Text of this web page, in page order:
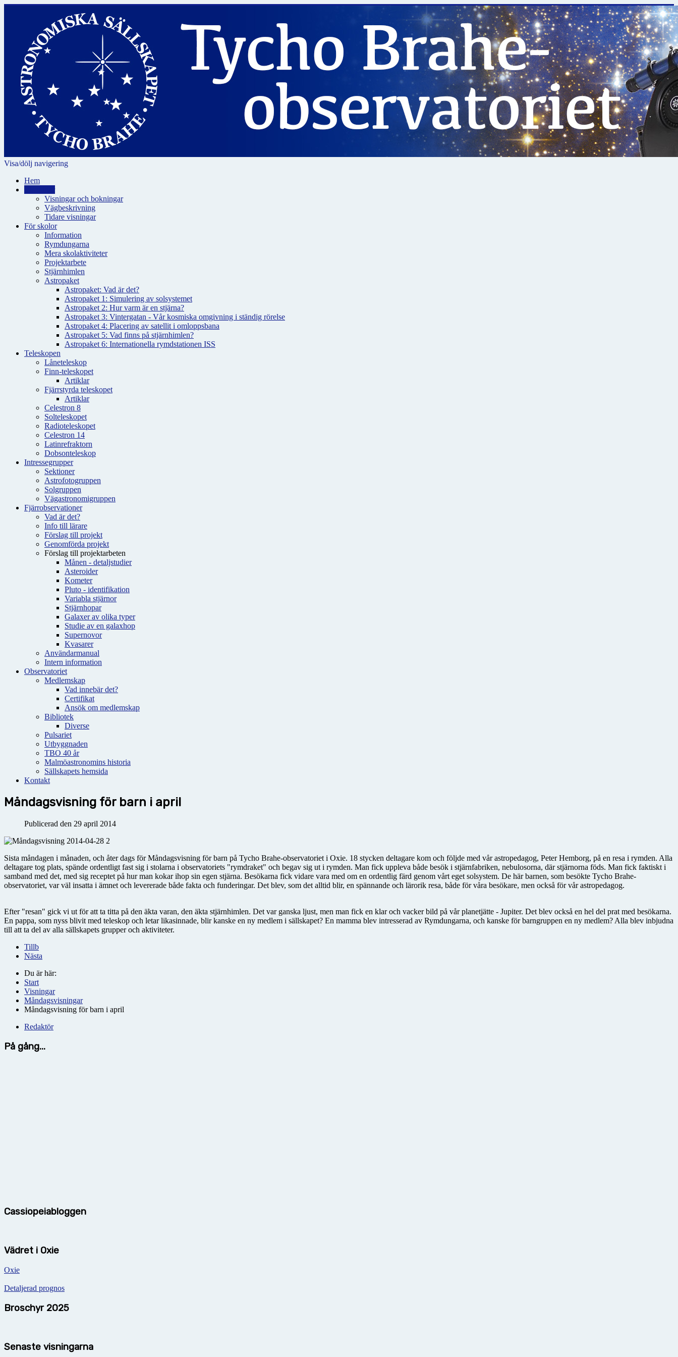
Visa/dölj navigering
Hem
Visningar och bokningar
Vägbeskrivning
Tidare visningar
För skolor
Information
Rymdungarna
Mera skolaktiviteter
Projektarbete
Stjärnhimlen
Astropaket
Astropaket: Vad är det?
Astropaket 1: Simulering av solsystemet
Astropaket 2: Hur varm är en stjärna?
Astropaket 3: Vintergatan - Vår kosmiska omgivning i ständig rörelse
Astropaket 4: Placering av satellit i omloppsbana
Astropaket 5: Vad finns på stjärnhimlen?
Astropaket 6: Internationella rymdstationen ISS
Teleskopen
Låneteleskop
Finn-teleskopet
Artiklar
Fjärrstyrda teleskopet
Artiklar
Celestron 8
Solteleskopet
Radioteleskopet
Celestron 14
Latinrefraktorn
Dobsonteleskop
Intressegrupper
Sektioner
Astrofotogruppen
Solgruppen
Vägastronomigruppen
Fjärrobservationer
Vad är det?
Info till lärare
Förslag till projekt
Genomförda projekt
Förslag till projektarbeten
Månen - detaljstudier
Asteroider
Kometer
Pluto - identifikation
Variabla stjärnor
Stjärnhopar
Galaxer av olika typer
Studie av en galaxhop
Supernovor
Kvasarer
Användarmanual
Intern information
Observatoriet
Medlemskap
Vad innebär det?
Certifikat
Ansök om medlemskap
Bibliotek
Diverse
Pulsariet
Utbyggnaden
TBO 40 år
Malmöastronomins historia
Sällskapets hemsida
Kontakt
Måndagsvisning för barn i april
Publicerad den 29 april 2014
Sista måndagen i månaden, och åter dags för Måndagsvisning för barn på Tycho Brahe-observatoriet i Oxie. 18 stycken deltagare kom och följde med vår astropedagog, Peter Hemborg, på en resa i rymden. Alla
deltagare tog plats, spände ordentligt fast sig i stolarna i observatoriets "rymdraket" och begav sig ut i rymden. Man fick uppleva både besök i stjärnfabriken, nebulosorna, där stjärnorna föds. Man fick faktiskt i
samband med det, med sig receptet på hur man kokar ihop sin egen stjärna. Besökarna fick vidare vara med om en ordentlig färd genom vårt eget solsystem. De här barnen, som besökte Tycho Brahe-
observatoriet, var väl insatta i ämnet och levererade både fakta och funderingar. Det blev, som det alltid blir, en spännande och lärorik resa, både för våra besökare, men också för vår astropedagog.
Efter "resan" gick vi ut för att ta titta på den äkta varan, den äkta stjärnhimlen. Det var ganska ljust, men man fick en klar och vacker bild på vår planetjätte - Jupiter. Det blev också en hel del prat med besökarna.
En pappa, som nyss blivit med teleskop och letar likasinnade, blir kanske en ny medlem i sällskapet? En mamma blev intresserad av Rymdungarna, och kanske för barngruppen en ny medlem? Alla blev inbjudna
till att ta del av alla sällskapets grupper och aktiviteter.
Tillb
Nästa
Du är här:
Start
Visningar
Måndagsvisningar
Måndagsvisning för barn i april
Redaktör
På gång...
Cassiopeiabloggen
Vädret i Oxie
Oxie
Detaljerad prognos
Broschyr 2025
Senaste visningarna